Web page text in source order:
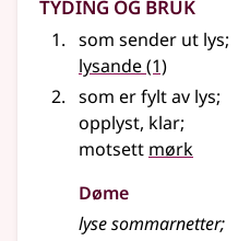
som sender ut lys;
lysande(1)
som er fylt av lys;
opplyst, klar;
motsett mørk
Døme
lyse sommarnetter;